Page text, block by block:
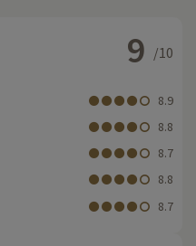
9 /10
8.9
8.8
8.7
8.8
8.7